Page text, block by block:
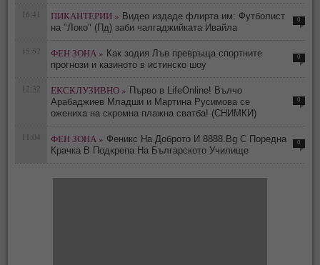
16:41 ПИКАНТЕРИИ » Видео издаде флирта им: Футболист
на "Локо" (Пд) заби чалгаджийката Ивайла
0
15:57 ФЕН ЗОНА » Как зодия Лъв превръща спортните
прогнози и казиното в истинско шоу
0
12:32 ЕКСКЛУЗИВНО » Първо в LifeOnline! Вълчо
Арабаджиев Младши и Мартина Русимова сe
oжениха на скромна плажна сватба! (СНИМКИ)
0
11:04 ФЕН ЗОНА » Феникс На Доброто И 8888.Bg С Поредна
Крачка В Подкрепа На Българското Училище
0